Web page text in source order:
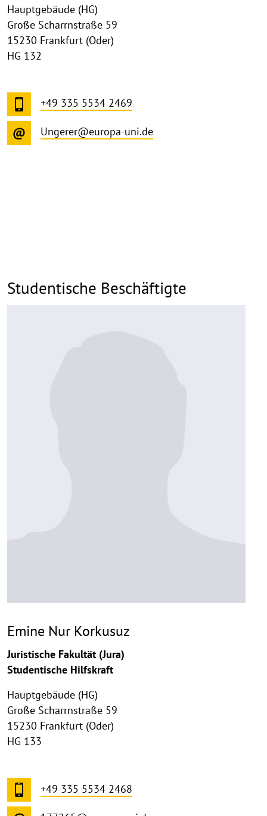
Hauptgebäude (HG)
Große Scharrnstraße 59
15230 Frankfurt (Oder)
HG 132
+49 335 5534 2469
Ungerer@europa-uni.de
Studentische Beschäftigte
Emine Nur Korkusuz
Juristische Fakultät (Jura)
Studentische Hilfskraft
Hauptgebäude (HG)
Große Scharrnstraße 59
15230 Frankfurt (Oder)
HG 133
+49 335 5534 2468